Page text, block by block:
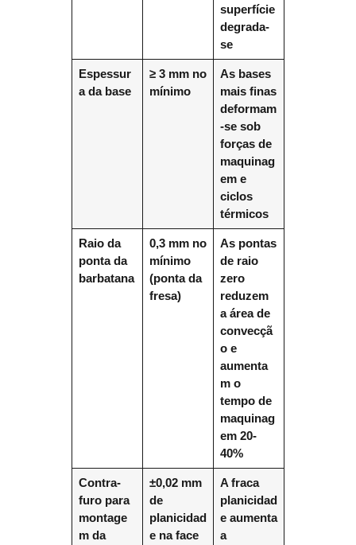
superfície
degrada-
se
Espessur
a da base
≥ 3 mm no
mínimo
As bases
mais finas
deformam
-se sob
forças de
maquinag
em e
ciclos
térmicos
Raio da
ponta da
barbatana
0,3 mm no
mínimo
(ponta da
fresa)
As pontas
de raio
zero
reduzem
a área de
convecçã
o e
aumenta
m o
tempo de
maquinag
em 20-
40%
Contra-
furo para
montage
m da
±0,02 mm
de
planicidad
e na face
A fraca
planicidad
e aumenta
a